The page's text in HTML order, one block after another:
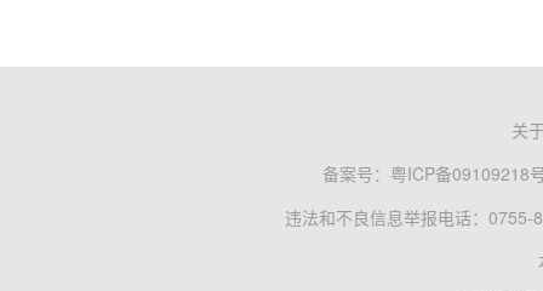
关
备案号： 粤ICP备09109218
违法和不良信息举报电话：0755-